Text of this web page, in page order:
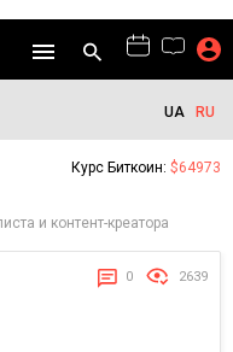
UA RU
Курс Биткоин: $64973
и контент-креатора
0 2639